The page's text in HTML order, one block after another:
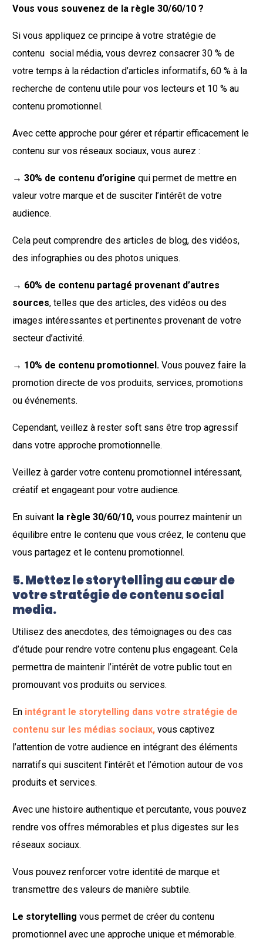
Vous vous souvenez de la règle 30/60/10 ?
Si vous appliquez ce principe à votre stratégie de
contenu social média, vous devrez consacrer 30 % de
votre temps à la rédaction d’articles informatifs, 60 % à la
recherche de contenu utile pour vos lecteurs et 10 % au
contenu promotionnel.
Avec cette approche pour gérer et répartir efficacement le
contenu sur vos réseaux sociaux, vous aurez :
→ 30% de contenu d’origine qui permet de mettre en
valeur votre marque et de susciter l’intérêt de votre
audience.
Cela peut comprendre des articles de blog, des vidéos,
des infographies ou des photos uniques.
→ 60% de contenu partagé provenant d’autres
sources, telles que des articles, des vidéos ou des
images intéressantes et pertinentes provenant de votre
secteur d’activité.
→ 10% de contenu promotionnel.Vous pouvez faire la
promotion directe de vos produits, services, promotions
ou événements.
Cependant, veillez à rester soft sans être trop agressif
dans votre approche promotionnelle.
Veillez à garder votre contenu promotionnel intéressant,
créatif et engageant pour votre audience.
En suivant la règle 30/60/10, vous pourrez maintenir un
équilibre entre le contenu que vous créez, le contenu que
vous partagez et le contenu promotionnel.
5. Mettez le storytelling au cœur de
votre stratégie de contenu social
media.
Utilisez des anecdotes, des témoignages ou des cas
d’étude pour rendre votre contenu plus engageant. Cela
permettra de maintenir l’intérêt de votre public tout en
promouvant vos produits ou services.
En intégrant le storytelling dans votre stratégie de
contenu sur les médias sociaux, vous captivez
l’attention de votre audience en intégrant des éléments
narratifs qui suscitent l’intérêt et l’émotion autour de vos
produits et services.
Avec une histoire authentique et percutante, vous pouvez
rendre vos offres mémorables et plus digestes sur les
réseaux sociaux.
Vous pouvez renforcer votre identité de marque et
transmettre des valeurs de manière subtile.
Le storytellingvous permet de créer du contenu
promotionnel avec une approche unique et mémorable.